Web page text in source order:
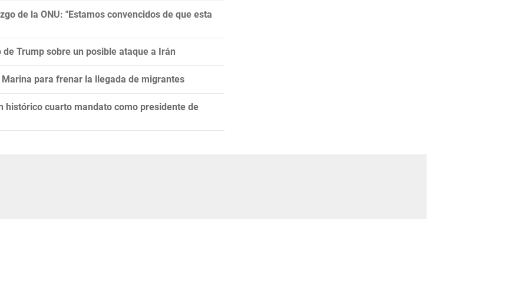
de la ONU: "Estamos convencidos de que esta
Trump sobre un posible ataque a Irán
para frenar la llegada de migrantes
histórico cuarto mandato como presidente de